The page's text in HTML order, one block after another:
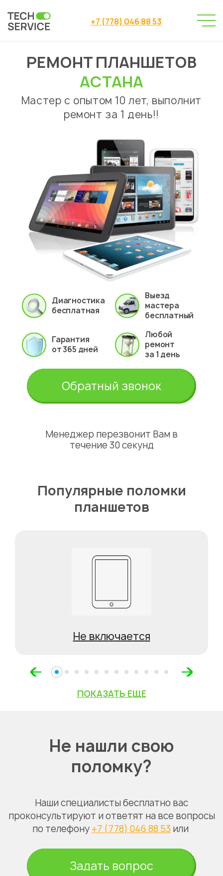
+7 (778) 046 88 53
Сервисный центр
→
Сервисный центр Астана
→
Ремонт планшетов
РЕМОНТ ПЛАНШЕТОВ
АСТАНА
Мастер с опытом 10 лет, выполнит
ремонт за 1 день!!
Диагностика
бесплатная
Выезд
мастера
бесплатный
Гарантия
от 365 дней
Любой
ремонт
за 1 день
Обратный звонок
Менеджер перезвонит Вам в
течение 30 секунд
Популярные поломки
планшетов
Не включается
ПОКАЗАТЬ ЕЩЕ
Не нашли свою
поломку?
Наши специалисты бесплатно вас
проконсультируют и ответят на все вопросы
по телефону +7 (778) 046 88 53 или
Задать вопрос